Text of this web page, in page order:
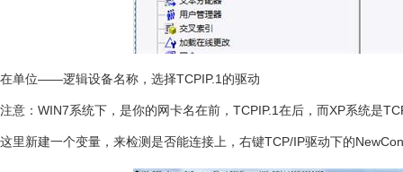
在单位——逻辑设备名称，选择TCPIP.1的驱动
注意：WIN7系统下，是你的网卡名在前，TCPIP.1在后，而XP系统是
这里新建一个变量，来检测是否能连接上，右键TCP/IP驱动下的